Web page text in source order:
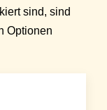
sind, sind
Optionen